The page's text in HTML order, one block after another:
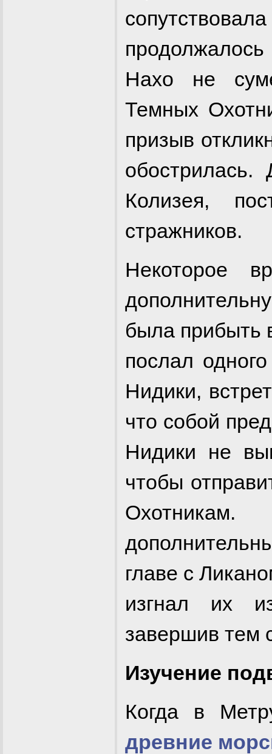
Нахо не
Темных
призыв
Колизея,
стражников.
Некоторое
была прибыть
послал
Нидики,
что собой
Нидики не
чтобы
главе с
изгнал их
завершив тем
Изучение
Когда в
древние